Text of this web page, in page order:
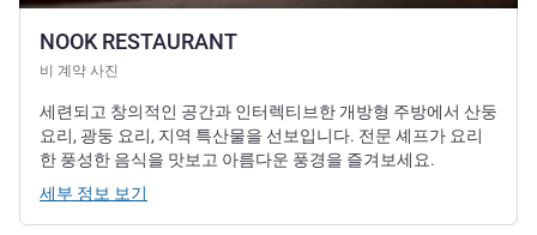
NOOK RESTAURANT
비 계약 사진
세련되고 창의적인 공간과 인터렉티브한 개방형 주방에서 산둥
요리, 광둥 요리, 지역 특산물을 선보입니다. 전문 셰프가 요리
한 풍성한 음식을 맛보고 아름다운 풍경을 즐겨보세요.
세부 정보 보기